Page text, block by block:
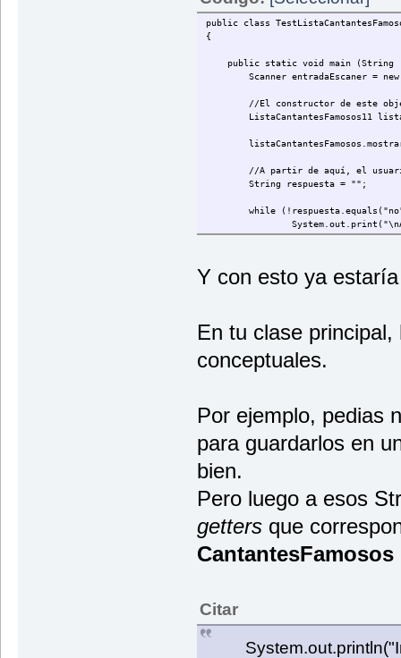
public class
{
public static void main (String
Scanner entradaEscaner = new
//El constructor de este objeto,
ListaCantantesFamosos11
//A partir de aquí, el usuario
String respuesta = "";
while
respuesta =
}
}
System.out.println("\n\n\t\tFIN
entradaEscaner.close();
}
Y con esto ya
En tu clase
conceptuales.
Por ejemplo, pedias
para guardarlos en
bien.
Pero luego a esos
gettersque
CantantesFamosos
Citar